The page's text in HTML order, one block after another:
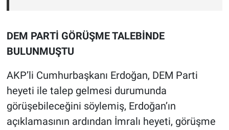
DEM PARTİ GÖRÜŞME TALEBİNDE
BULUNMUŞTU
AKP’li Cumhurbaşkanı Erdoğan, DEM Parti
heyeti ile talep gelmesi durumunda
görüşebileceğini söylemiş, Erdoğan’ın
açıklamasının ardından İmralı heyeti, görüşme
Yerel Yaşam
Canlı Yayın